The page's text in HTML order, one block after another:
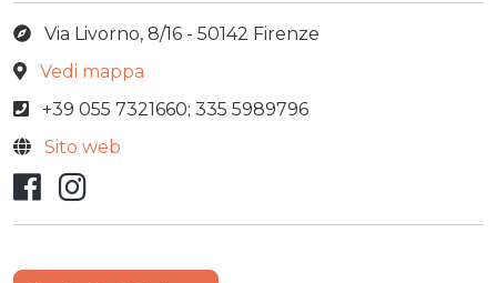
Via Livorno, 8/16 - 50142 Firenze
Vedi mappa
+39 055 7321660; 335 5989796
Sito web
Facebook
Instagram